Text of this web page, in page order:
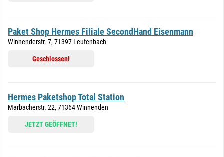
Paket Shop Hermes Filiale SecondHand Eisenmann
Winnenderstr. 7, 71397 Leutenbach
Geschlossen!
Hermes Paketshop Total Station
Marbacherstr. 22, 71364 Winnenden
JETZT GEÖFFNET!